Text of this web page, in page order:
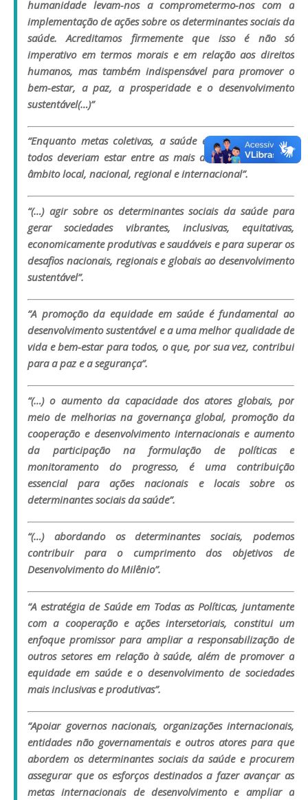
humanidade levam-nos a comprometermo-nos com a
implementação de ações sobre os determinantes sociais da
saúde. Acreditamos firmemente que isso é não só
imperativo em termos morais e em relação aos direitos
humanos, mas também indispensável para promover o
bem-estar, a paz, a prosperidade e o desenvolvimento
sustentável(…)”
“Enquanto metas coletivas, a saúde e o bem-estar para
todos deveriam estar entre as mais altas prioridades no
âmbito local, nacional, regional e internacional”.
“(…) agir sobre os determinantes sociais da saúde para
gerar sociedades vibrantes, inclusivas, equitativas,
economicamente produtivas e saudáveis e para superar os
desafios nacionais, regionais e globais ao desenvolvimento
sustentável”.
“A promoção da equidade em saúde é fundamental ao
desenvolvimento sustentável e a uma melhor qualidade de
vida e bem-estar para todos, o que, por sua vez, contribui
para a paz e a segurança”.
“(…) o aumento da capacidade dos atores globais, por
meio de melhorias na governança global, promoção da
cooperação e desenvolvimento internacionais e aumento
da participação na formulação de políticas e
monitoramento do progresso, é uma contribuição
essencial para ações nacionais e locais sobre os
determinantes sociais da saúde”.
“(…) abordando os determinantes sociais, podemos
contribuir para o cumprimento dos objetivos de
Desenvolvimento do Milênio”.
“A estratégia de Saúde em Todas as Políticas, juntamente
com a cooperação e ações intersetoriais, constitui um
enfoque promissor para ampliar a responsabilização de
outros setores em relação à saúde, além de promover a
equidade em saúde e o desenvolvimento de sociedades
mais inclusivas e produtivas”.
“Apoiar governos nacionais, organizações internacionais,
entidades não governamentais e outros atores para que
abordem os determinantes sociais da saúde e procurem
assegurar que os esforços destinados a fazer avançar as
metas internacionais de desenvolvimento e ampliar a